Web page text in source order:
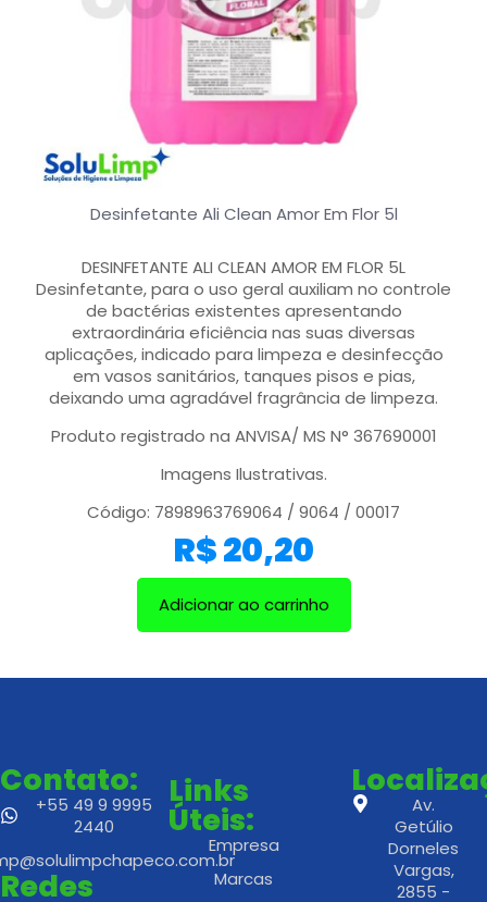
Desinfetante Ali Clean Amor Em Flor 5l
DESINFETANTE ALI CLEAN AMOR EM FLOR 5L
Desinfetante, para o uso geral auxiliam no controle
de bactérias existentes apresentando
extraordinária eficiência nas suas diversas
aplicações, indicado para limpeza e desinfecção
em vasos sanitários, tanques pisos e pias,
deixando uma agradável fragrância de limpeza.
Produto registrado na ANVISA/ MS N° 367690001
Imagens Ilustrativas.
Código: 7898963769064 / 9064 / 00017
R$20,20
Adicionar ao carrinho
Contato:
+55 49 9 9995
2440
Redes
Links
Úteis:
Empresa
Marcas
Av.
Getúlio
Dorneles
Vargas,
2855 -